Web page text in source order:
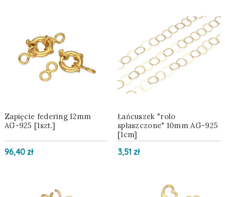
Zapięcie federing 12mm
AG-925 [1szt.]
96,40 zł
Łańcuszek "rolo
spłaszczone" 10mm AG-925
[1cm]
3,51 zł